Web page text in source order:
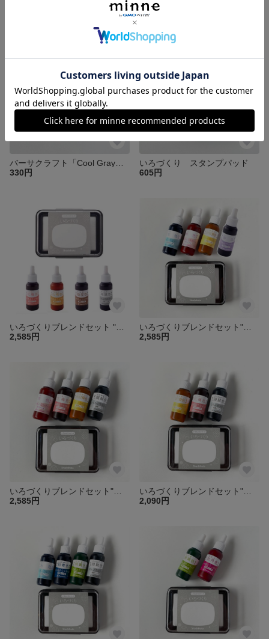
330円
330円
いろづくり スタンプパッド
605円
2,585円
2,585円
2,585円
2,090円